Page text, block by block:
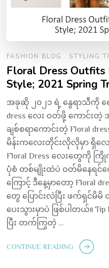
FASHION BLOG STYLING
Floral Dress
Style; 2021 Spring
အခုဆို ၂၀၂၁ ရဲ့ နွေရာသီကို ရ
dress လေး ဝတ်ဖို့ ကောင်းတဲ့
ချစ်စရာကောင်းတဲ့ Floral
မိန်းကလေးတိုင်းလိုလိုမှာ ရှိလ
Floral Dress လေးတွေကို
ပုံစံ တစ်မျိုးထဲပဲ ဝတ်မိနေရင်
ကြောင့် ဒီနေ့မှာတော့ Floral
တွေ ပြောင်းလဲပြီး ဖက်ရှင်မိ
ပေးသွားမှာပဲ ဖြစ်ပါတယ်။
ပြီး တက်ကြွတဲ့ …
CONTINUE READING